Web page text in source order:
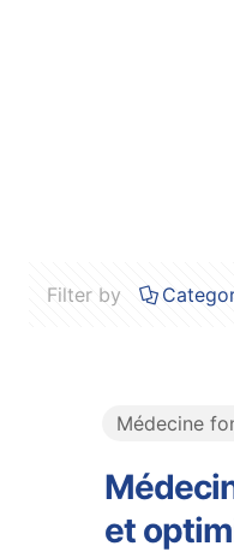
Filter by
Médecine
et